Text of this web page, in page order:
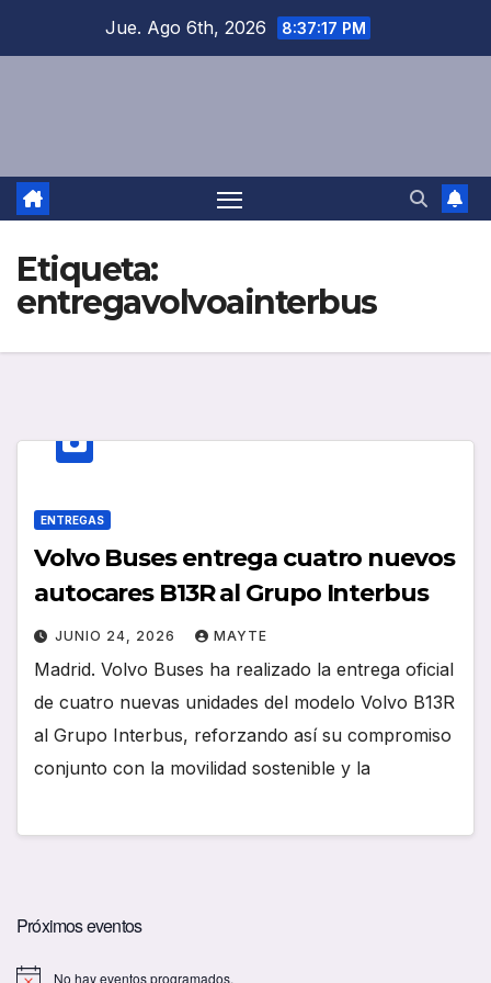
Jue. Ago 6th, 2026 8:37:17 PM
Etiqueta:
entregavolvoainterbus
ENTREGAS
Volvo Buses entrega cuatro nuevos
autocares B13R al Grupo Interbus
JUNIO 24, 2026 MAYTE
Madrid. Volvo Buses ha realizado la entrega oficial
de cuatro nuevas unidades del modelo Volvo B13R
al Grupo Interbus, reforzando así su compromiso
conjunto con la movilidad sostenible y la
Próximos eventos
No hay eventos programados.